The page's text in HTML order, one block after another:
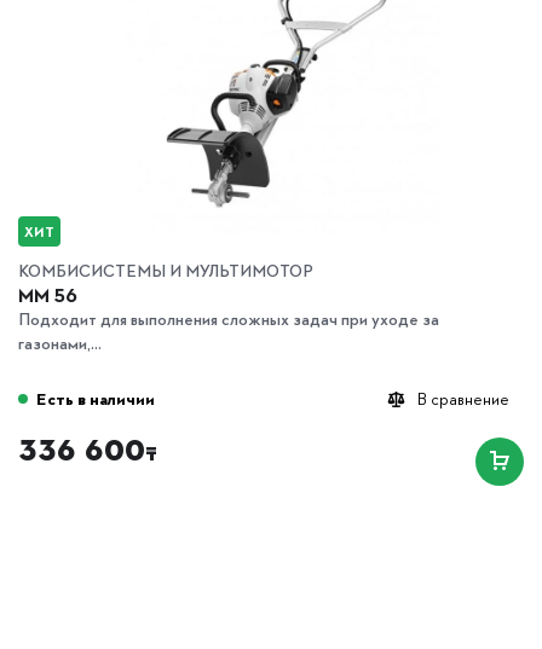
ХИТ
КОМБИСИСТЕМЫ И МУЛЬТИМОТОР
MM 56
Подходит для выполнения сложных задач при уходе за
газонами,...
В сравнение
Есть в наличии
336 600₸